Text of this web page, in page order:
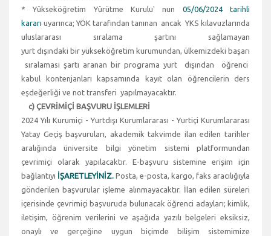
* Yükseköğretim Yürütme Kurulu' nun 05/06/2024 tarihli
kararı uyarınca; YÖK tarafından tanınan ancak YKS kılavuzlarında
uluslararası sıralama şartını sağlamayan
yurt dışındaki bir yükseköğretim kurumundan, ülkemizdeki başarı
sıralaması şartı aranan bir programa yurt dışından öğrenci
kabul kontenjanları kapsamında kayıt olan öğrencilerin ders
eşdeğerliği ve not transferi yapılmayacaktır.
c) ÇEVRİMİÇİ BAŞVURU İŞLEMLERİ
2024 Yılı Kurumiçi - Yurtdışı Kurumlararası - Yurtiçi Kurumlararası
Yatay Geçiş başvuruları, akademik takvimde ilan edilen tarihler
aralığında üniversite bilgi yönetim sistemi platformundan
çevrimiçi olarak yapılacaktır. E-başvuru sistemine erişim için
bağlantıyı İŞARETLEYİNİZ. Posta, e-posta, kargo, faks aracılığıyla
gönderilen başvurular işleme alınmayacaktır. İlan edilen süreleri
içerisinde çevrimiçi başvuruda bulunacak öğrenci adayları; kimlik,
iletişim, öğrenim verilerini ve aşağıda yazılı belgeleri eksiksiz,
onaylı ve gerçeğine uygun biçimde bilişim sistemimize